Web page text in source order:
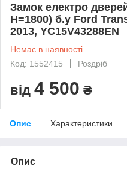
Замок електро
H=1800) б.у Ford
2013, YC15V43288EN
Немає в наявності
Код: 1552415
Роздріб
від 4 500 ₴
Опис Характеристики
Опис